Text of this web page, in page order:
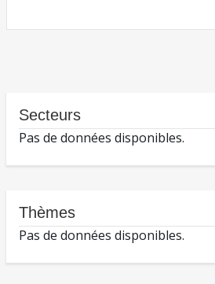
Secteurs
Pas de données disponibles.
Thèmes
Pas de données disponibles.